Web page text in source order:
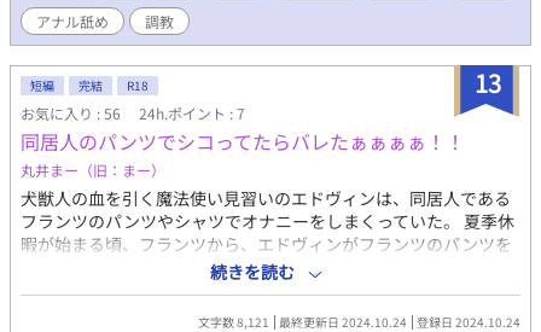
アナル舐め
調教
13
短編 完結 R18
お気に入り : 56 24h.ポイント : 7
同居人のパンツでシコってたらバレたぁぁぁぁ！！
丸井まー（旧：まー）
犬獣人の血を引く魔法使い見習いのエドヴィンは、同居人である
フランツのパンツやシャツでオナニーをしまくっていた。 夏季休
暇が始まる頃、フランツから、エドヴィンがフランツのパンツを
おかずにオナニーしていたことを知っていると告げられた。 真面
目男前✕匂いフェチチャラ男風男前。 ※ムーンライトノベルズさ
んでも公開しております。
続きを読む
文字数 8,121 最終更新日 2024.10.24 登録日 2024.10.24